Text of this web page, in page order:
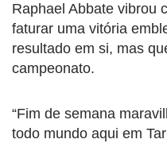
Raphael Abbate vibrou
faturar uma vitória
resultado em si, mas
campeonato.
“Fim de semana
todo mundo aqui em